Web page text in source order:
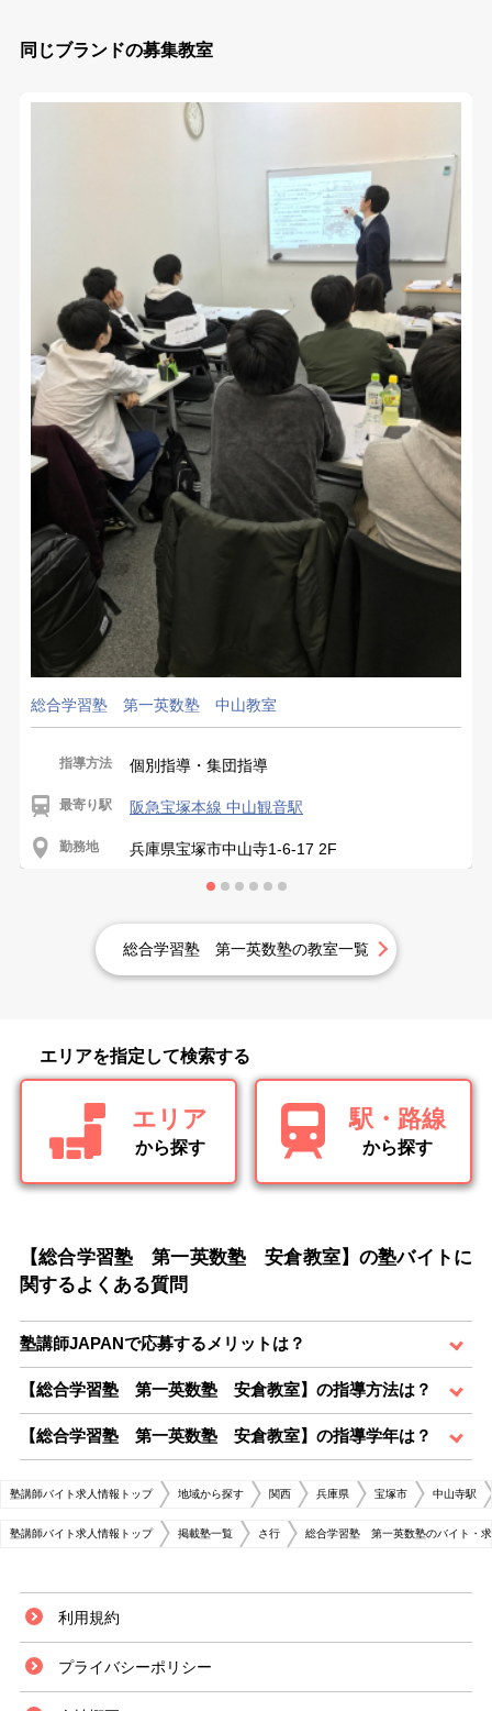
同じブランドの募集教室
総合学習塾 第一英数塾 中山教室
指導方法 個別指導・集団指導
最寄り駅 阪急宝塚本線 中山観音駅
勤務地 兵庫県宝塚市中山寺1-6-17 2F
総合学習塾 第一英数塾の教室一覧
エリアを指定して検索する
エリア
から探す
駅・路線
から探す
【総合学習塾 第一英数塾 安倉教室】の塾バイトに
関するよくある質問
塾講師JAPANで応募するメリットは？
【総合学習塾 第一英数塾 安倉教室】の指導方法は？
【総合学習塾 第一英数塾 安倉教室】の指導学年は？
塾講師バイト求人情報トップ 地域から探す 関西 兵庫県 宝塚市 中山寺駅
塾講師バイト求人情報トップ 掲載塾一覧 さ行 総合学習塾 第一英数塾のバイト・
利用規約
プライバシーポリシー